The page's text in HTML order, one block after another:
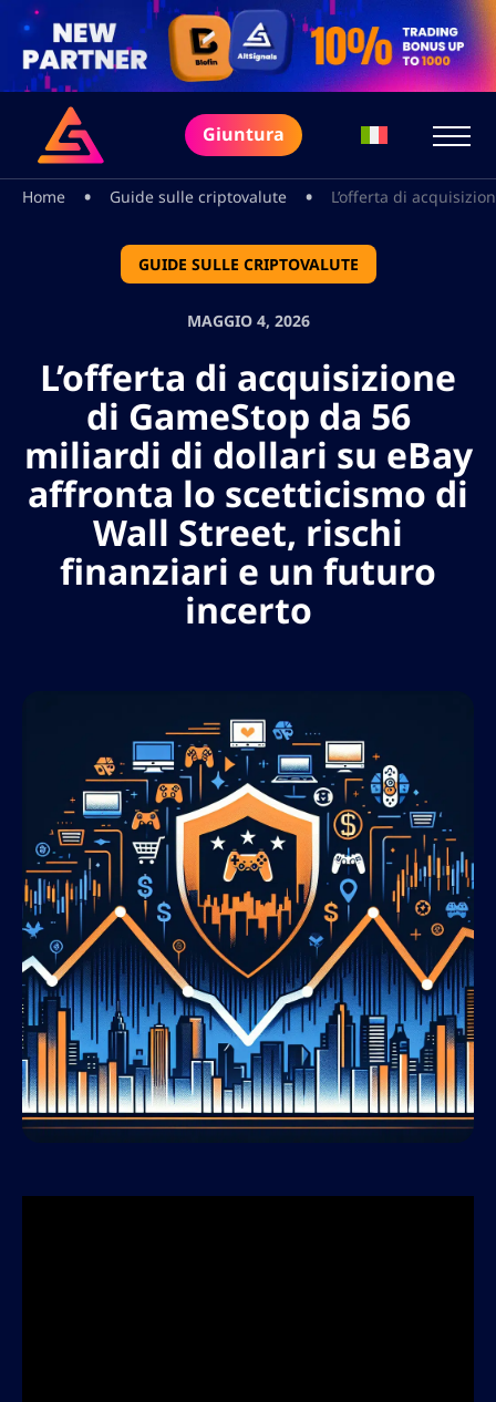
Giuntura
Home • Guide sulle criptovalute • L’offerta di
GUIDE SULLE CRIPTOVALUTE
MAGGIO 4, 2026
L’offerta di acquisizione
di GameStop da 56
miliardi di dollari su eBay
affronta lo scetticismo di
Wall Street, rischi
finanziari e un futuro
incerto